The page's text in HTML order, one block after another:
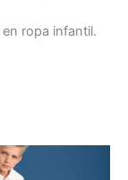
ropa infantil.